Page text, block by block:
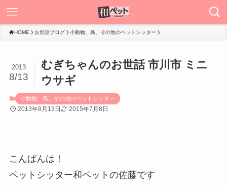
HOME お世話ブログ 小動物、鳥、その他のペットシッター
むぎちゃんのお世話 市川市 ミニ
ウサギ
2013
8/13
小動物、鳥、その他のペットシッター
2013年8月13日 2015年7月8日
こんばんは！
ペットシッター和ペットの佐藤です